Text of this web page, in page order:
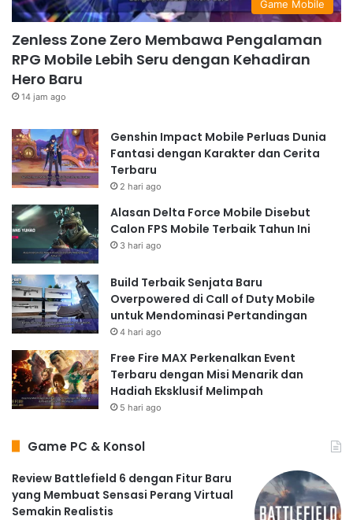
Game Mobile
Zenless Zone Zero Membawa Pengalaman
RPG Mobile Lebih Seru dengan Kehadiran
Hero Baru
14 jam ago
Genshin Impact Mobile Perluas Dunia
Fantasi dengan Karakter dan Cerita
Terbaru
2 hari ago
Alasan Delta Force Mobile Disebut
Calon FPS Mobile Terbaik Tahun Ini
3 hari ago
Build Terbaik Senjata Baru
Overpowered di Call of Duty Mobile
untuk Mendominasi Pertandingan
4 hari ago
Free Fire MAX Perkenalkan Event
Terbaru dengan Misi Menarik dan
Hadiah Eksklusif Melimpah
5 hari ago
Game PC & Konsol
Review Battlefield 6 dengan Fitur Baru
yang Membuat Sensasi Perang Virtual
Semakin Realistis